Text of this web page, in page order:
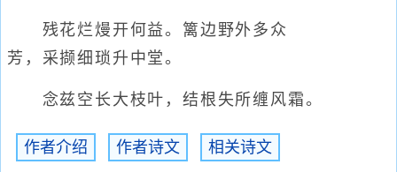
残花烂熳开何益。篱边野外多众
芳，采撷细琐升中堂。
念兹空长大枝叶，结根失所缠风霜。
作者介绍 作者诗文 相关诗文